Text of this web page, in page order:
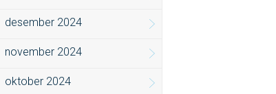
desember 2024
november 2024
oktober 2024